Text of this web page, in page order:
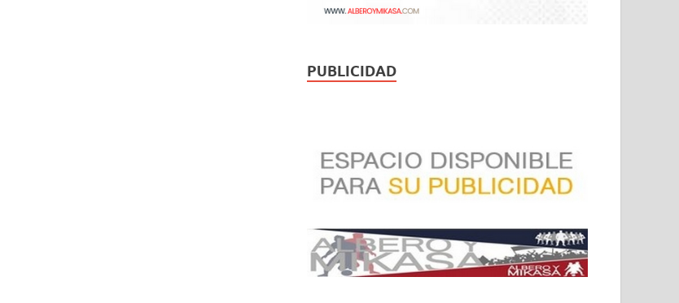
PUBLICIDAD